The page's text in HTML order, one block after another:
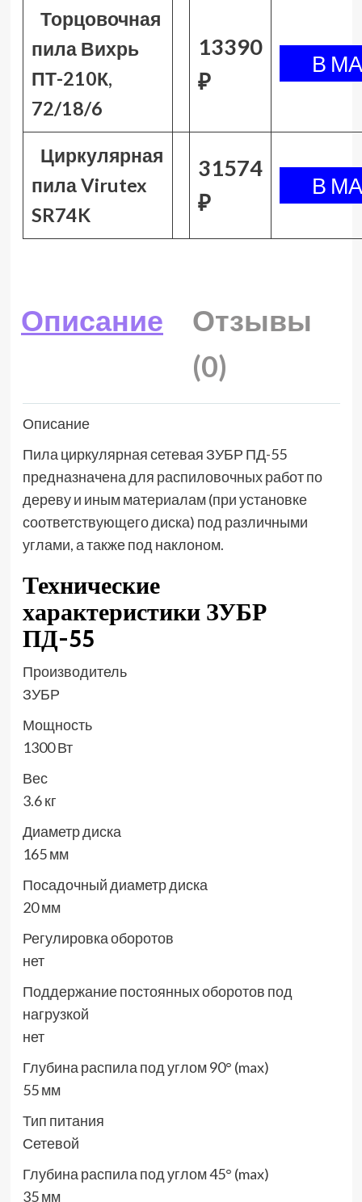
Торцовочная
пила Вихрь
ПТ-210К,
72/18/6
13390
₽
Циркулярная
пила Virutex
SR74K
31574
₽
Описание
Отзывы
(0)
Описание
Пила циркулярная сетевая ЗУБР ПД-55
предназначена для распиловочных работ по
дереву и иным материалам (при установке
соответствующего диска) под различными
углами, а также под наклоном.
Технические
характеристики ЗУБР
ПД-55
Производитель
ЗУБР
Мощность
1300 Вт
Вес
3.6 кг
Диаметр диска
165 мм
Посадочный диаметр диска
20 мм
Регулировка оборотов
нет
Поддержание постоянных оборотов под
нагрузкой
нет
Глубина распила под углом 90° (max)
55 мм
Тип питания
Сетевой
Глубина распила под углом 45° (max)
35 мм